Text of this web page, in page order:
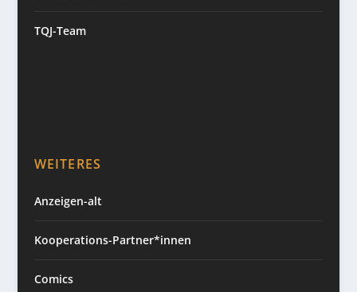
TQJ-Team
WEITERES
Anzeigen-alt
Kooperations-Partner*innen
Comics